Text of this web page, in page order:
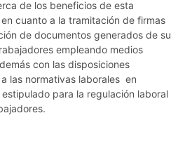
de los beneficios de esta
cuanto a la tramitación de firmas
de documentos generados de su
empleando medios
con las disposiciones
las normativas laborales en
estipulado para la regulación laboral